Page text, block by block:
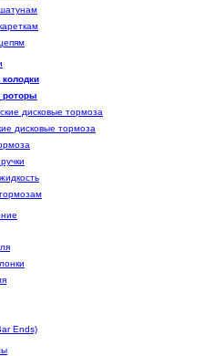
роторы
дисковые тормоза
дисковые тормоза
Ends)